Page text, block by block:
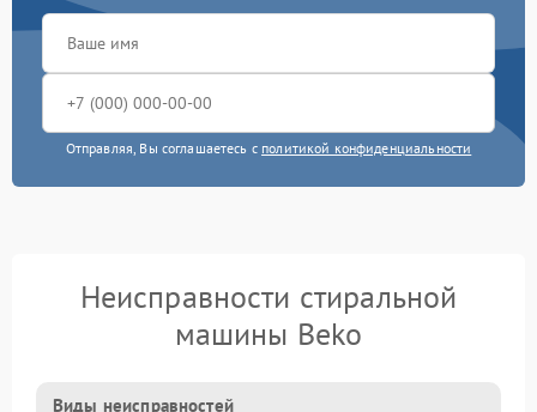
Отправляя, Вы соглашаетесь с политикой конфиденциальности
Неисправности стиральной
машины Beko
Виды неисправностей